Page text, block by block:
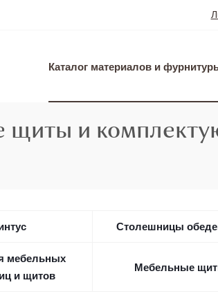
Каталог материалов и
щиты и
Столешницы
мебельных
и щитов
Мебельные